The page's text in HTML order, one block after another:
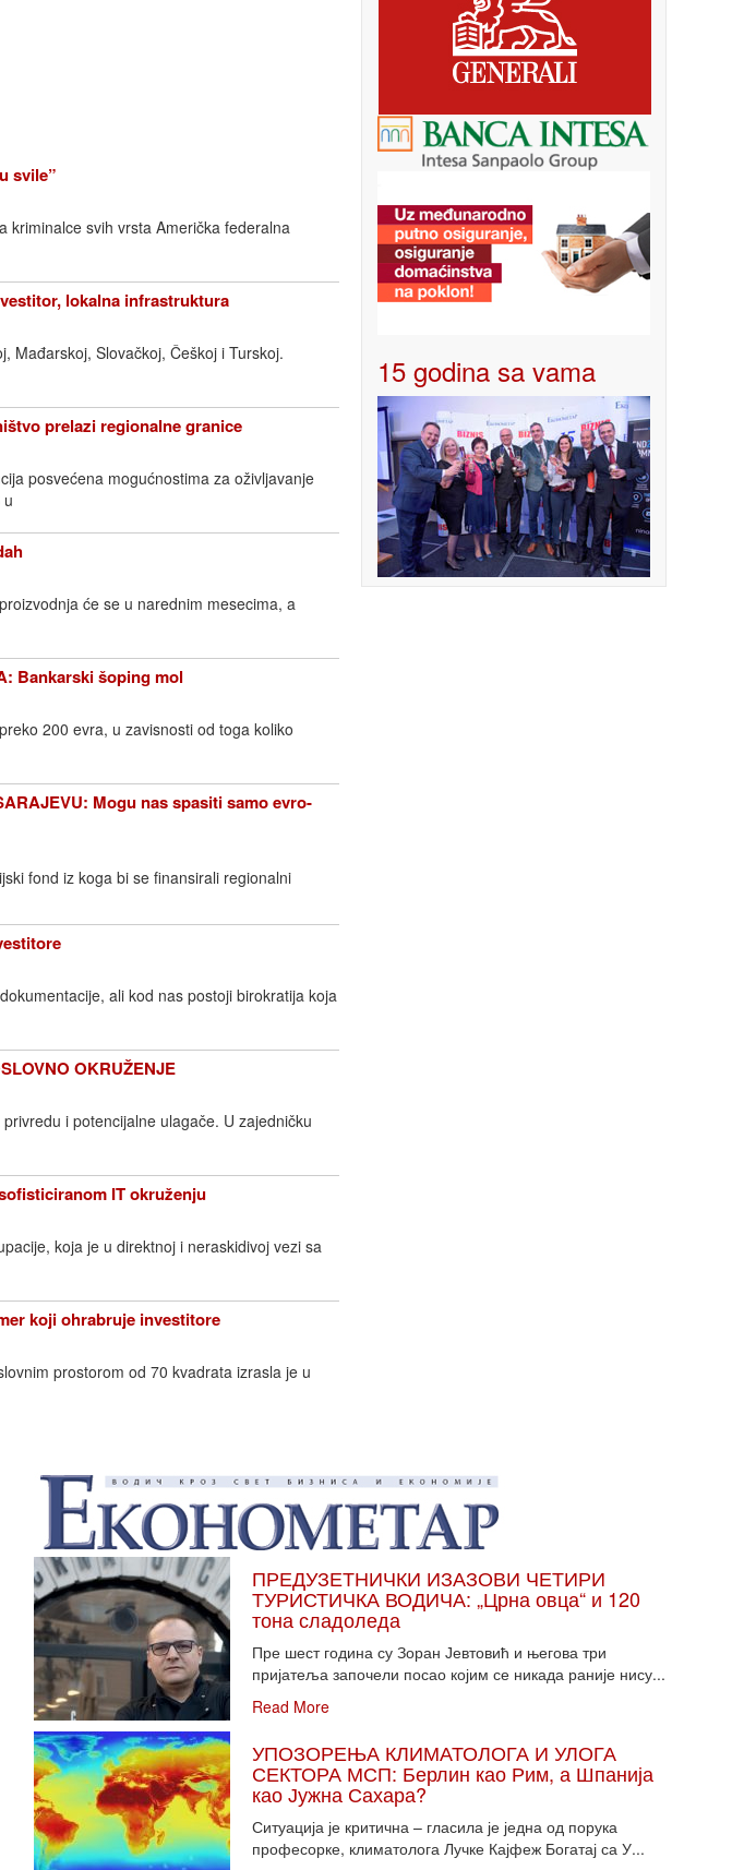
svile”
kriminalce svih vrsta Američka federalna
lokalna infrastruktura
Mađarskoj, Slovačkoj, Češkoj i Turskoj.
prelazi regionalne granice
posvećena mogućnostima za oživljavanje
će se u narednim mesecima, a
Bankarski šoping mol
200 evra, u zavisnosti od toga koliko
Mogu nas spasiti samo evro-
fond iz koga bi se finansirali regionalni
ali kod nas postoji birokratija koja
OKRUŽENJE
i potencijalne ulagače. U zajedničku
IT okruženju
koja je u direktnoj i neraskidivoj vezi sa
koji ohrabruje investitore
prostorom od 70 kvadrata izrasla je u
15 godina sa vama
ПРЕДУЗЕТНИЧКИ ИЗАЗОВИ ЧЕТИРИ
ТУРИСТИЧКА ВОДИЧА: „Црна овца“ и 120
тона сладоледа
Пре шест година су Зоран Јевтовић и његова три
пријатеља започели посао којим се никада раније нису...
Read More
УПОЗОРЕЊА КЛИМАТОЛОГА И УЛОГА
СЕКТОРА МСП: Берлин као Рим, а Шпанија
као Јужна Сахара?
Ситуација је критична – гласила је једна од порука
професорке, климатолога Лучке Кајфеж Богатај са У...